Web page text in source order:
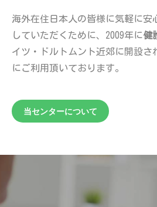
海外在住日本人の皆様に気軽に安
していただくために、2009年に健
イツ・ドルトムント近郊に開設さ
にご利用頂いております。
当センターについて